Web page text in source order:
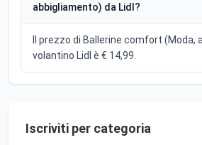
abbigliamento) da Lidl?
Il prezzo di Ballerine comfort (Moda,
volantino Lidl è € 14,99.
Iscriviti per categoria